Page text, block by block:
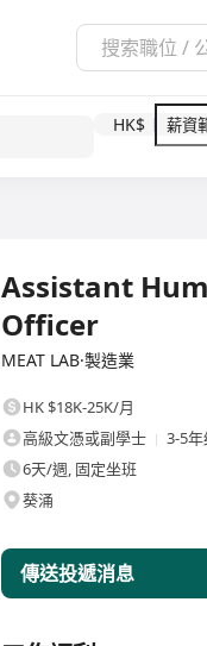
HK$
Assistant
Officer
MEAT LAB·製造業
HK $18K-25K/月
高級文憑或副學士
3-5
6天/週, 固定坐班
葵涌
傳送投遞消息